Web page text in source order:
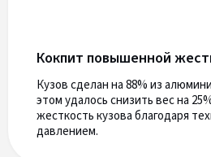
Кокпит повышенной
Кузов сделан на 88% из
этом удалось снизить вес на
жесткость кузова благодаря
давлением.